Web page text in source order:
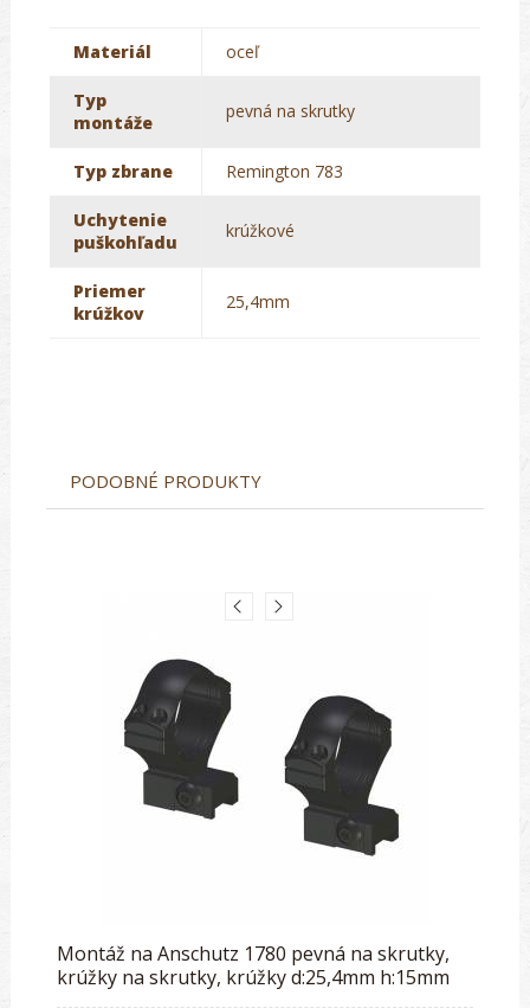
Materiál oceľ
Typ
montáže
pevná na skrutky
Typ zbrane Remington 783
Uchytenie
puškohľadu
krúžkové
Priemer
krúžkov
25,4mm
PODOBNÉ PRODUKTY
Montáž na Anschutz 1780 pevná na skrutky,
krúžky na skrutky, krúžky d:25,4mm h:15mm